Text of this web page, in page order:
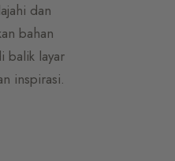
dan
bahan
balik layar
inspirasi.